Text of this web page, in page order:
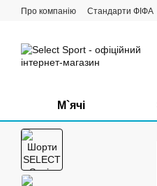
Перейти до основного контенту
Про компанію Стандарти ФІФА
М`ячі